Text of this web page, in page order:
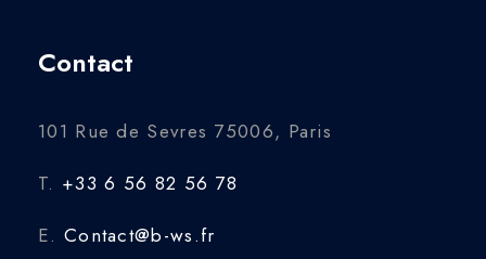
Contact
101 Rue de Sevres 75006, Paris
T. +33 6 56 82 56 78
E. Contact@b-ws.fr